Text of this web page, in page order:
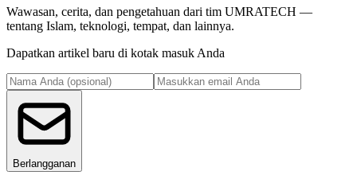
Wawasan, cerita, dan pengetahuan dari tim UMRATECH —
tentang Islam, teknologi, tempat, dan lainnya.
Dapatkan artikel baru di kotak masuk Anda
Berlangganan